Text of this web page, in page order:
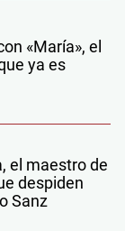
«María», el
ya es
el maestro de
despiden
Sanz